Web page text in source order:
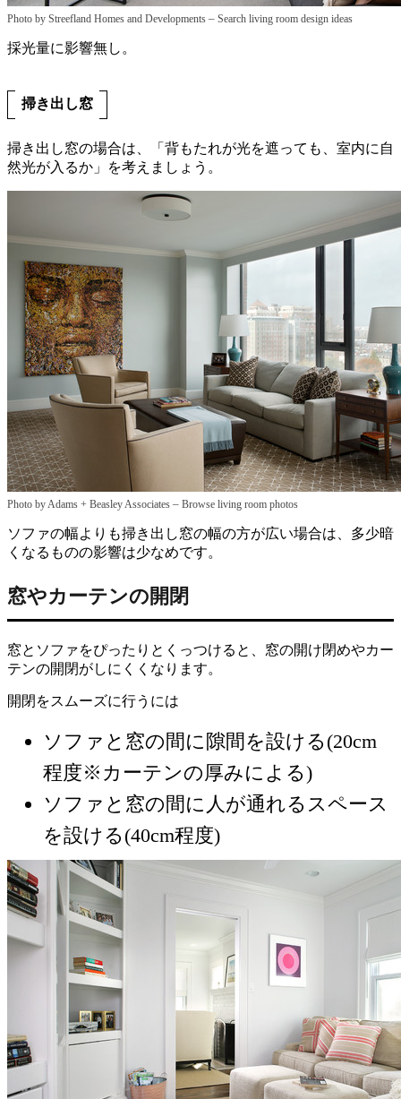
Photo by Streefland Homes and Developments – Search living room design ideas
採光量に影響無し。
掃き出し窓
掃き出し窓の場合は、「背もたれが光を遮っても、室内に自
然光が入るか」を考えましょう。
Photo by Adams + Beasley Associates – Browse living room photos
ソファの幅よりも掃き出し窓の幅の方が広い場合は、多少暗
くなるものの影響は少なめです。
窓やカーテンの開閉
窓とソファをぴったりとくっつけると、窓の開け閉めやカー
テンの開閉がしにくくなります。
開閉をスムーズに行うには
ソファと窓の間に隙間を設ける(20cm
程度※カーテンの厚みによる)
ソファと窓の間に人が通れるスペース
を設ける(40cm程度)